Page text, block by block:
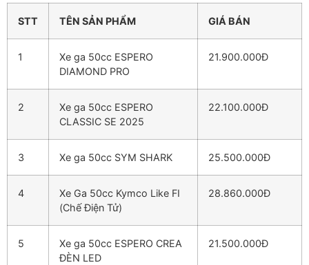
STT TÊN SẢN PHẨM GIÁ BÁN
1
Xe ga 50cc ESPERO
DIAMOND PRO
21.900.000Đ
2
Xe ga 50cc ESPERO
CLASSIC SE 2025
22.100.000Đ
3 Xe ga 50cc SYM SHARK 25.500.000Đ
4
Xe Ga 50cc Kymco Like FI
(Chế Điện Tử)
28.860.000Đ
5
Xe ga 50cc ESPERO CREA
ĐÈN LED
21.500.000Đ